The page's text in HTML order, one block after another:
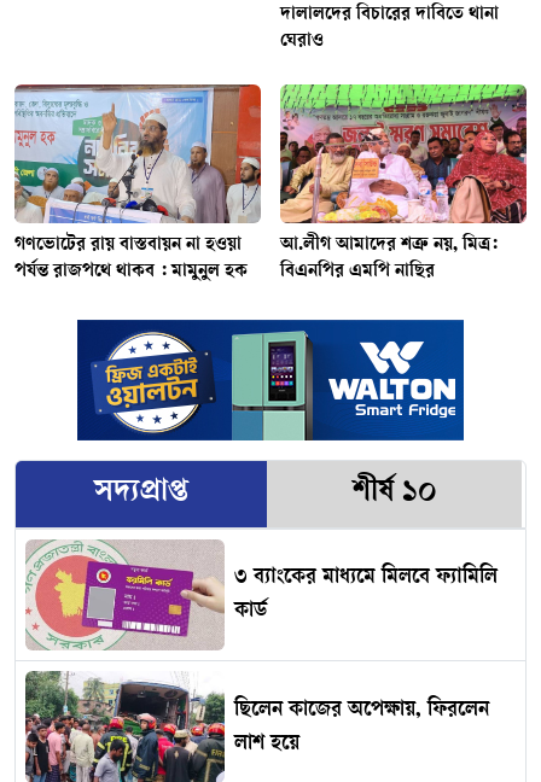
দালালদের বিচারের দাবিতে থানা
ঘেরাও
গণভোটের রায় বাস্তবায়ন না হওয়া
পর্যন্ত রাজপথে থাকব : মামুনুল হক
আ.লীগ আমাদের শত্রু নয়, মিত্র:
বিএনপির এমপি নাছির
সদ্যপ্রাপ্ত শীর্ষ ১০
৩ ব্যাংকের মাধ্যমে মিলবে ফ্যামিলি
কার্ড
ছিলেন কাজের অপেক্ষায়, ফিরলেন
লাশ হয়ে